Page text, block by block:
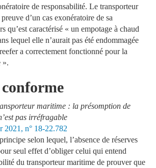
de responsabilité. Le transporteur
d’un cas exonératoire de sa
qu’est caractérisé « un empotage à chaud
lequel elle n’aurait pas été endommagée
a correctement fonctionné pour la
».
maritime : la présomption de
pas irréfragable
2021, n° 18-22.782
selon lequel, l’absence de réserves
seul effet d’obliger celui qui entend
du transporteur maritime de prouver que